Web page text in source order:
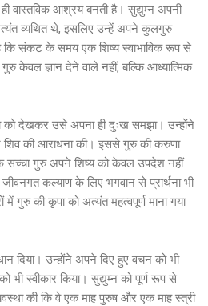
वास्तविक आश्रय बनती है। सुद्युम्न अपनी
व्यथित थे, इसलिए उन्हें अपने कुलगुरु
कि संकट के समय एक शिष्य स्वाभाविक रूप से
केवल ज्ञान देने वाले नहीं, बल्कि आध्यात्मिक
को देखकर उसे अपना ही दुःख समझा। उन्होंने
शिव की आराधना की। इससे गुरु की करुणा
सच्चा गुरु अपने शिष्य को केवल उपदेश नहीं
कल्याण के लिए भगवान से प्रार्थना भी
में गुरु की कृपा को अत्यंत महत्वपूर्ण माना गया
दिया। उन्होंने अपने दिए हुए वचन को भी
भी स्वीकार किया। सुद्युम्न को पूर्ण रूप से
की कि वे एक माह पुरुष और एक माह स्त्री